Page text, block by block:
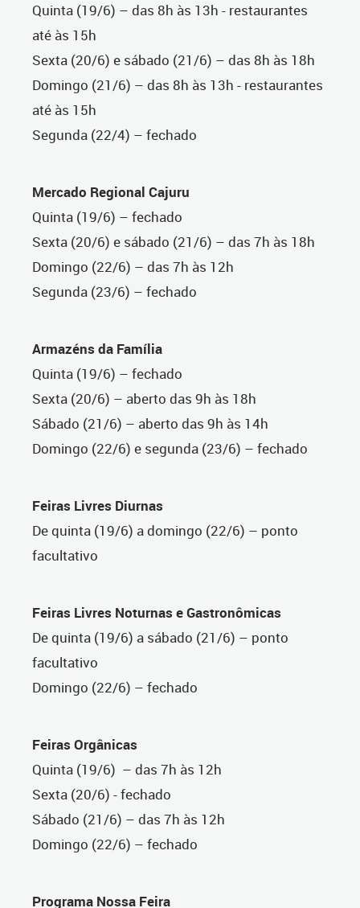
Quinta (19/6) – das 8h às 13h - restaurantes
até às 15h
Sexta (20/6) e sábado (21/6) – das 8h às 18h
Domingo (21/6) – das 8h às 13h - restaurantes
até às 15h
Segunda (22/4) – fechado
Mercado Regional Cajuru
Quinta (19/6) – fechado
Sexta (20/6) e sábado (21/6) – das 7h às 18h
Domingo (22/6) – das 7h às 12h
Segunda (23/6) – fechado
Armazéns da Família
Quinta (19/6) – fechado
Sexta (20/6) – aberto das 9h às 18h
Sábado (21/6) – aberto das 9h às 14h
Domingo (22/6) e segunda (23/6) – fechado
Feiras Livres Diurnas
Dequinta (19/6) a domingo (22/6) – ponto
facultativo
Feiras Livres Noturnas e Gastronômicas
De quinta (19/6) a sábado (21/6) – ponto
facultativo
Domingo (22/6) – fechado
Feiras Orgânicas
Quinta (19/6) – das 7h às 12h
Sexta (20/6) - fechado
Sábado (21/6) – das 7h às 12h
Domingo (22/6) – fechado
Programa Nossa Feira